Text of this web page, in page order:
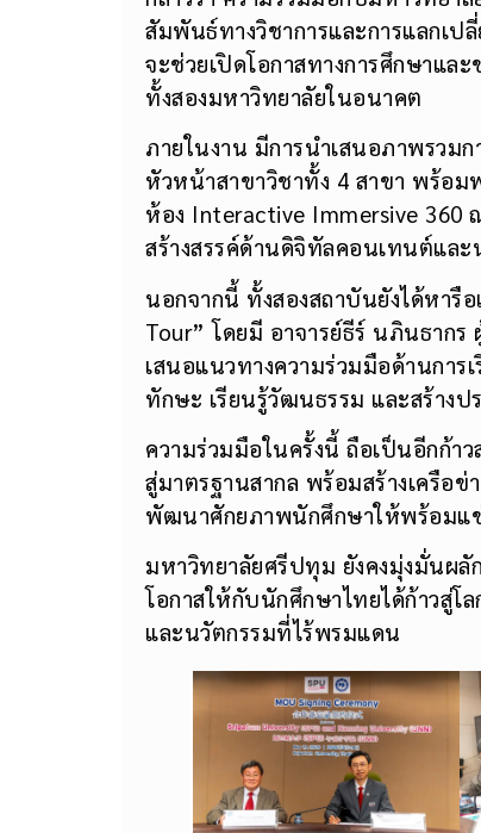
กล่าวว่า ความร่วมมือกับมหาวิทยา
สัมพันธ์ทางวิชาการและการแลกเ
จะช่วยเปิดโอกาสทางการศึกษาแ
ภายในงาน มีการนำเสนอภาพรวม
หัวหน้าสาขาวิชาทั้ง 4 สาขา พร้อม
ห้อง Interactive Immersive
นอกจากนี้ ทั้งสองสถาบันยังได้หารือ
Tour” โดยมี อาจารย์ธีร์ นภินธากร
เสนอแนวทางความร่วมมือด้านการ
ทักษะ เรียนรู้วัฒนธรรม และสร้าง
ความร่วมมือในครั้งนี้ ถือเป็นอีกก้า
สู่มาตรฐานสากล พร้อมสร้างเครือ
พัฒนาศักยภาพนักศึกษาให้พร้อมแข่
มหาวิทยาลัยศรีปทุม ยังคงมุ่งมั่นผลั
โอกาสให้กับนักศึกษาไทยได้ก้าวสู่โ